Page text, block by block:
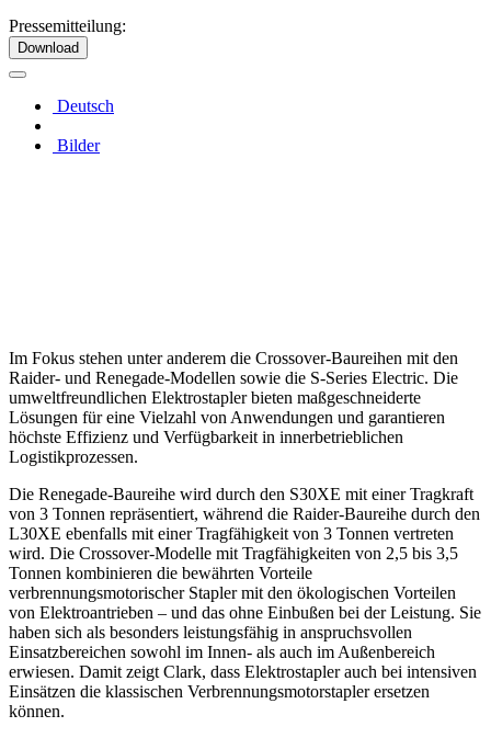
Pressemitteilung:
Download
Deutsch
Bilder
Im Fokus stehen unter anderem die Crossover-Baureihen mit den
Raider- und Renegade-Modellen sowie die S-Series Electric. Die
umweltfreundlichen Elektrostapler bieten maßgeschneiderte
Lösungen für eine Vielzahl von Anwendungen und garantieren
höchste Effizienz und Verfügbarkeit in innerbetrieblichen
Logistikprozessen.
Die Renegade-Baureihe wird durch den S30XE mit einer Tragkraft
von 3 Tonnen repräsentiert, während die Raider-Baureihe durch den
L30XE ebenfalls mit einer Tragfähigkeit von 3 Tonnen vertreten
wird. Die Crossover-Modelle mit Tragfähigkeiten von 2,5 bis 3,5
Tonnen kombinieren die bewährten Vorteile
verbrennungsmotorischer Stapler mit den ökologischen Vorteilen
von Elektroantrieben – und das ohne Einbußen bei der Leistung. Sie
haben sich als besonders leistungsfähig in anspruchsvollen
Einsatzbereichen sowohl im Innen- als auch im Außenbereich
erwiesen. Damit zeigt Clark, dass Elektrostapler auch bei intensiven
Einsätzen die klassischen Verbrennungsmotorstapler ersetzen
können.